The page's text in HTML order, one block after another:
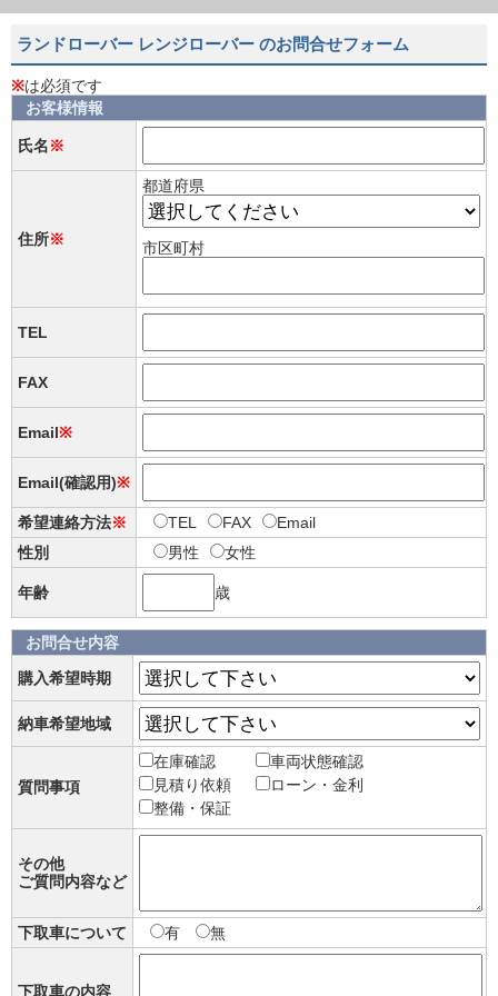
ランドローバー レンジローバー のお問合せフォーム
※は必須です
お客様情報
氏名※
住所※
都道府県
市区町村
TEL
FAX
Email※
Email(確認用)※
希望連絡方法※ TEL FAX
Email
性別
男性 女性
年齢 歳
お問合せ内容
購入希望時期
納車希望地域
質問事項
在庫確認
車両状態確認
見積り依頼
ローン・金利
整備・保証
その他
ご質問内容など
下取車について 有 無
下取車の内容